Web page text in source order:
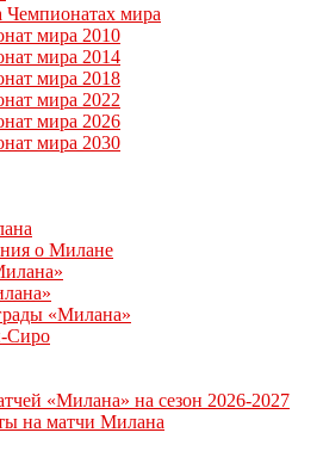
Чемпионатах мира
мира 2010
мира 2014
мира 2018
мира 2022
мира 2026
мира 2030
о Милане
«Милана»
Сиро
«Милана» на сезон 2026-2027
на матчи Милана